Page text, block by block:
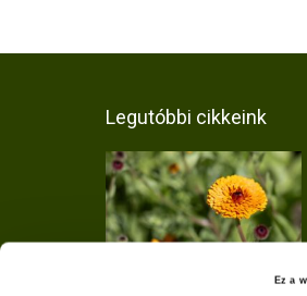
Ez a
Legutóbbi cikkeink